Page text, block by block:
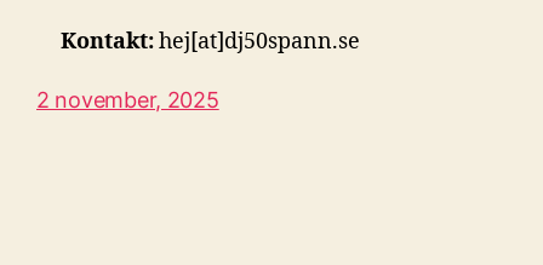
Kontakt:hej[at]dj50spann.se
2 november, 2025